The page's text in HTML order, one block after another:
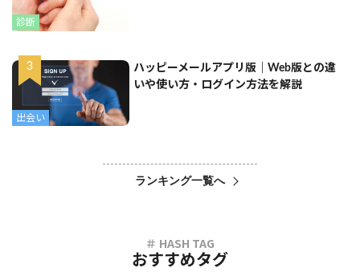
診断
出会い
ハッピーメールアプリ版｜Web版との違
いや使い方・ログイン方法を解説
ランキング一覧へ
おすすめタグ